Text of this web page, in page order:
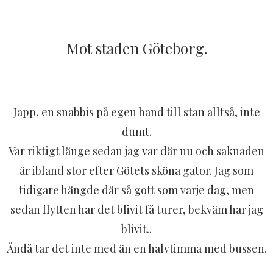
Mot staden Göteborg.
Japp, en snabbis på egen hand till stan alltså, inte
dumt.
Var riktigt länge sedan jag var där nu och saknaden
är ibland stor efter Götets sköna gator. Jag som
tidigare hängde där så gott som varje dag, men
sedan flytten har det blivit få turer, bekväm har jag
blivit..
Ändå tar det inte med än en halvtimma med bussen.